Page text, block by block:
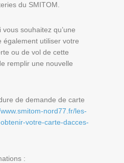
du SMITOM.
souhaitez qu’une
également utiliser votre
ou de vol de cette
remplir une nouvelle
de demande de carte
nord77.fr/les-
votre-carte-dacces-
: